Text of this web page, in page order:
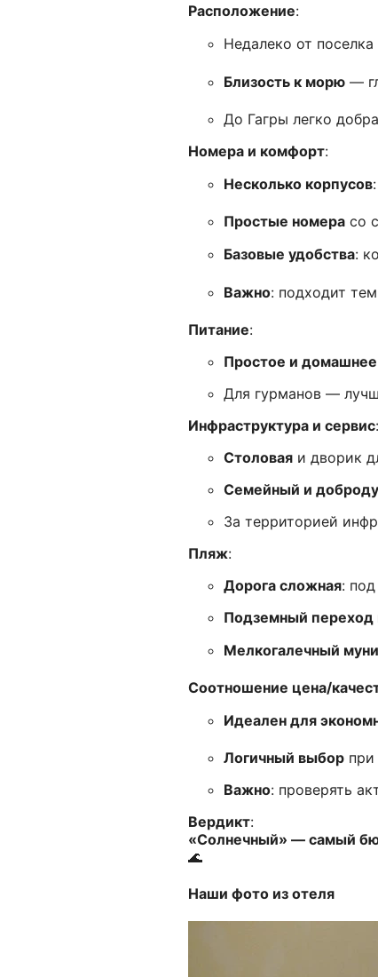
Расположение:
Недалеко от
Близость к морю —
До Гагры легко
Номера и комфорт:
Несколько корпусов
Простые номера со
Базовые удобства:
Важно: подходит
Питание:
Простое и домашнее
Для гурманов —
Инфраструктура и сервис:
Столовая и дворик
Семейный и
За территорией
Пляж:
Дорога сложная:
Подземный переход
Мелкогалечный
Соотношение цена/
Идеален для
Логичный выбор
Важно: проверять
Вердикт:
«Солнечный» — самый
🌊
Наши фото из отеля